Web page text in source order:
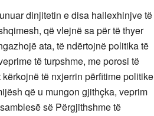
dinjitetin e disa hallexhinjve të
që vlejnë sa për të thyer
ata, të ndërtojnë politika të
të turpshme, me porosi të
të nxjerrin përfitime politike
që u mungon gjithçka, veprim
së Përgjithshme të